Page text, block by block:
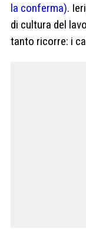
la conferma).
di cultura del
tanto ricorre: i